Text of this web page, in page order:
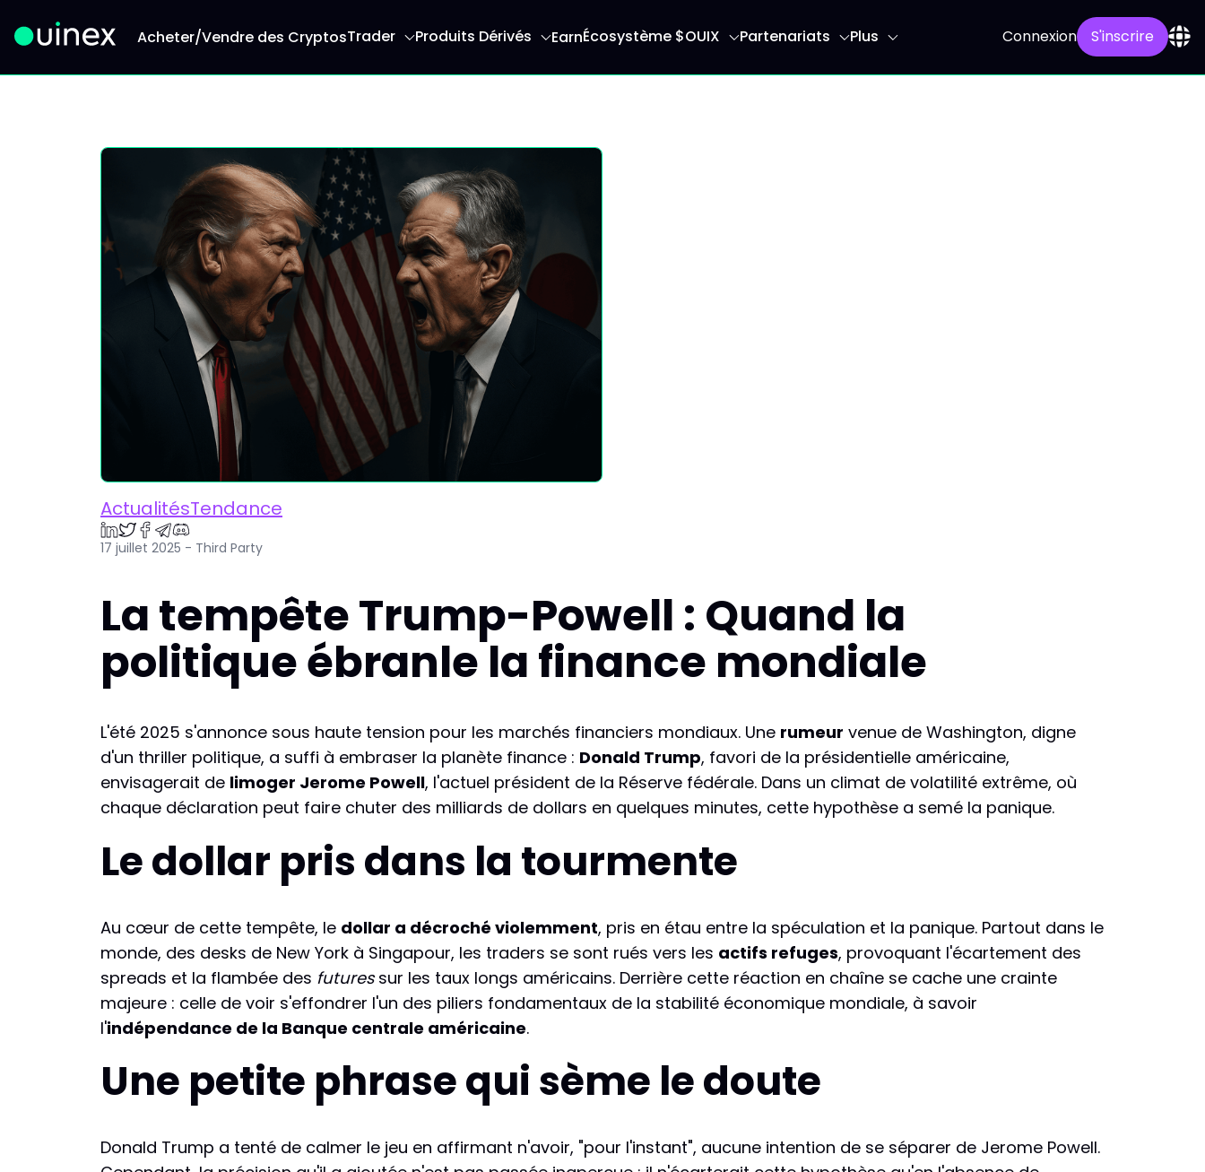
Acheter/Vendre des CryptosTrader Produits Dérivés EarnÉcosystème $OUIX Partenariats Plus Connexion S'inscrire
ActualitésTendance
17 juillet 2025 - Third Party
La tempête Trump-Powell : Quand la
politique ébranle la finance mondiale
L'été 2025 s'annonce sous haute tension pour les marchés financiers mondiaux. Une rumeur venue de Washington, digne
d'un thriller politique, a suffi à embraser la planète finance : Donald Trump, favori de la présidentielle américaine,
envisagerait de limoger Jerome Powell, l'actuel président de la Réserve fédérale. Dans un climat de volatilité extrême, où
chaque déclaration peut faire chuter des milliards de dollars en quelques minutes, cette hypothèse a semé la panique.
Le dollar pris dans la tourmente
Au cœur de cette tempête, le dollar a décroché violemment, pris en étau entre la spéculation et la panique. Partout dans le
monde, des desks de New York à Singapour, les traders se sont rués vers les actifs refuges, provoquant l'écartement des
spreads et la flambée des futuressur les taux longs américains. Derrière cette réaction en chaîne se cache une crainte
majeure : celle de voir s'effondrer l'un des piliers fondamentaux de la stabilité économique mondiale, à savoir
l'indépendance de la Banque centrale américaine.
Une petite phrase qui sème le doute
Donald Trump a tenté de calmer le jeu en affirmant n'avoir, "pour l'instant", aucune intention de se séparer de Jerome Powell.